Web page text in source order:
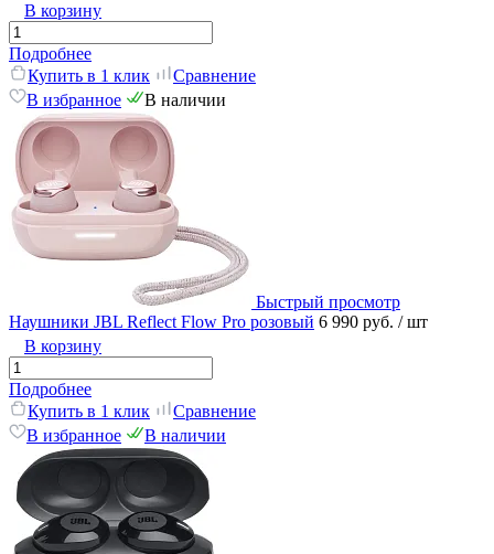
В корзину
Подробнее
Купить в 1 клик
Сравнение
В избранное
В наличии
Быстрый просмотр
Наушники JBL Reflect Flow Pro розовый 6 990 руб. / шт
В корзину
Подробнее
Купить в 1 клик
Сравнение
В избранное
В наличии